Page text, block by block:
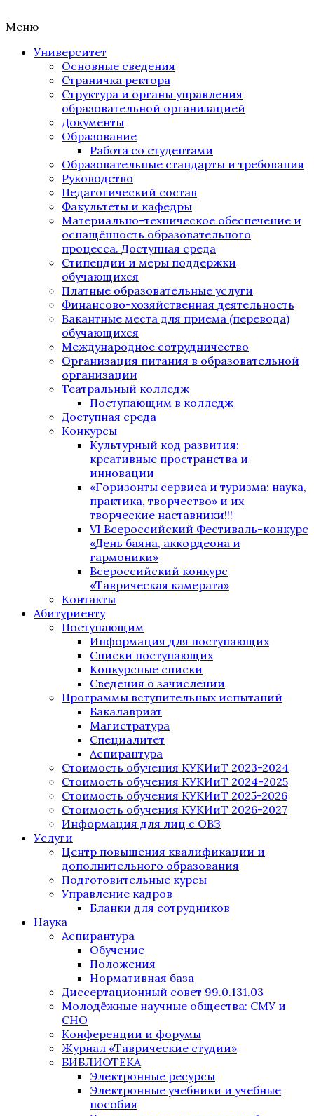
Меню
Университет
Основные сведения
Страничка ректора
Структура и органы управления
образовательной организацией
Документы
Образование
Работа со студентами
Образовательные стандарты и требования
Руководство
Педагогический состав
Факультеты и кафедры
Материально-техническое обеспечение и
оснащённость образовательного
процесса. Доступная среда
Стипендии и меры поддержки
обучающихся
Платные образовательные услуги
Финансово-хозяйственная деятельность
Вакантные места для приема (перевода)
обучающихся
Международное сотрудничество
Организация питания в образовательной
организации
Театральный колледж
Поступающим в колледж
Доступная среда
Конкурсы
Культурный код развития:
креативные пространства и
инновации
«Горизонты сервиса и туризма: наука,
практика, творчество» и их
творческие наставники!!!
VI Всероссийский Фестиваль-конкурс
«День баяна, аккордеона и
гармоники»
Всероссийский конкурс
«Таврическая камерата»
Контакты
Абитуриенту
Поступающим
Информация для поступающих
Списки поступающих
Конкурсные списки
Сведения о зачислении
Программы вступительных испытаний
Бакалавриат
Магистратура
Специалитет
Аспирантура
Стоимость обучения КУКИиТ 2023-2024
Стоимость обучения КУКИиТ 2024-2025
Стоимость обучения КУКИиТ 2025-2026
Стоимость обучения КУКИиТ 2026-2027
Информация для лиц с ОВЗ
Услуги
Центр повышения квалификации и
дополнительного образования
Подготовительные курсы
Управление кадров
Бланки для сотрудников
Наука
Аспирантура
Обучение
Положения
Нормативная база
Диссертационный совет 99.0.131.03
Молодёжные научные общества: СМУ и
СНО
Конференции и форумы
Журнал «Таврические студии»
БИБЛИОТЕКА
Электронные ресурсы
Электронные учебники и учебные
пособия